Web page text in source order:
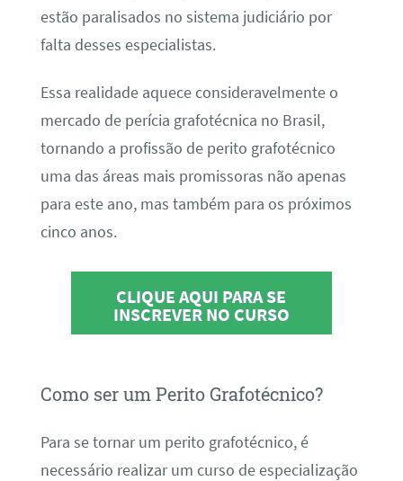
estão paralisados no sistema judiciário por
falta desses especialistas.
Essa realidade aquece consideravelmente o
mercado de perícia grafotécnica no Brasil,
tornando a profissão de perito grafotécnico
uma das áreas mais promissoras não apenas
para este ano, mas também para os próximos
cinco anos.
CLIQUE AQUI PARA SE
INSCREVER NO CURSO
Como ser um Perito Grafotécnico?
Para se tornar um perito grafotécnico, é
necessário realizar um curso de especialização